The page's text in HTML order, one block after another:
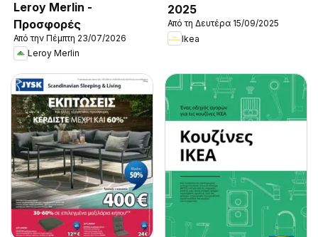
Leroy Merlin -
Προσφορές
Από την Πέμπτη 23/07/2026
Leroy Merlin
2025
Από τη Δευτέρα 15/09/2025
Ikea